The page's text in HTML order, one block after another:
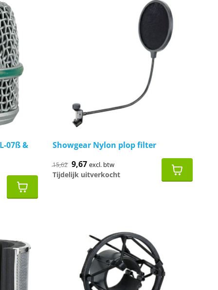
07ß &
Showgear Nylon plop filter
15,62 Oorspronkelijke
prijs
was:
9,67Huidige
prijs
is:
excl. btw
Tijdelijk uitverkocht